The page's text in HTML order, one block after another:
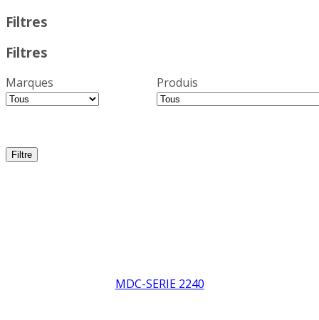
Filtres
Filtres
Marques Produis
MDC-SERIE 2240